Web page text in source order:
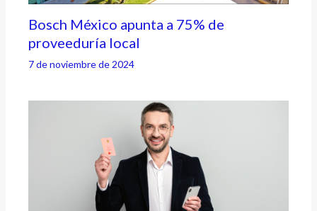
Bosch México apunta a 75% de
proveeduría local
7 de noviembre de 2024